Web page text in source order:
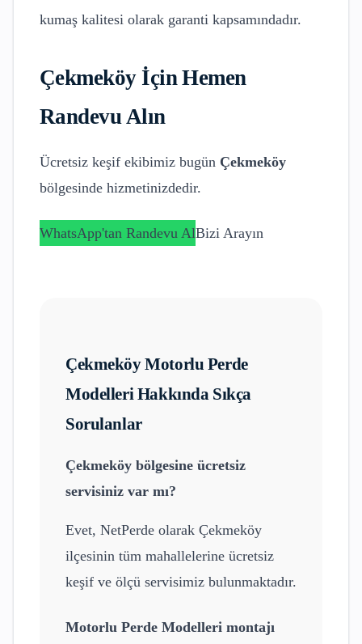
kumaş kalitesi olarak garanti kapsamındadır.
Çekmeköyİçin Hemen
Randevu Alın
Ücretsiz keşif ekibimiz bugün Çekmeköy
bölgesinde hizmetinizdedir.
WhatsApp'tan Randevu AlBizi Arayın
ÇekmeköyMotorlu Perde
ModelleriHakkında Sıkça
Sorulanlar
Çekmeköy bölgesine ücretsiz
servisiniz var mı?
Evet, NetPerde olarak Çekmeköy
ilçesinin tüm mahallelerine ücretsiz
keşif ve ölçü servisimiz bulunmaktadır.
Motorlu Perde Modelleri montajı